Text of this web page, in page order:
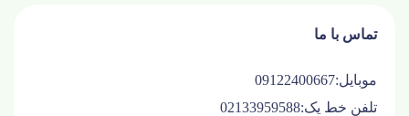
تماس با ما
موبایل:09122400667
تلفن خط یک:02133959588